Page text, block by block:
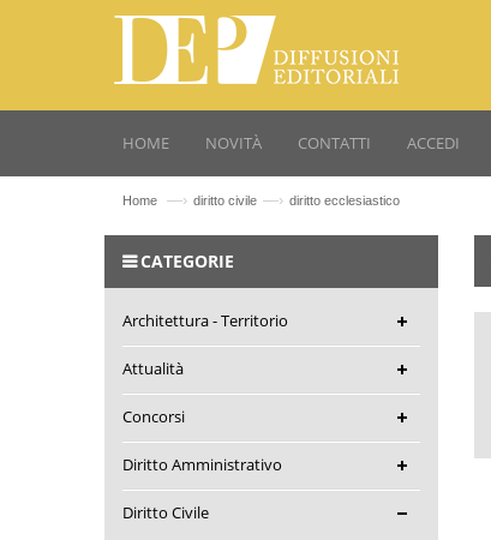
HOME NOVITÀ CONTATTI ACCEDI
Home —› diritto civile —› diritto ecclesiastico
CATEGORIE
Architettura - Territorio
Attualità
Concorsi
Diritto Amministrativo
Diritto Civile